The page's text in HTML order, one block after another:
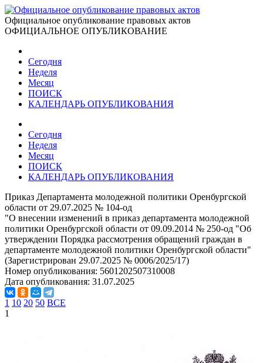
Официальное опубликование правовых актов
ОФИЦИАЛЬНОЕ ОПУБЛИКОВАНИЕ
Сегодня
Неделя
Месяц
ПОИСК
КАЛЕНДАРЬ ОПУБЛИКОВАНИЯ
Сегодня
Неделя
Месяц
ПОИСК
КАЛЕНДАРЬ ОПУБЛИКОВАНИЯ
Приказ Департамента молодежной политики Оренбургской
области от 29.07.2025 № 104-од
"О внесении изменений в приказ департамента молодежной
политики Оренбургской области от 09.09.2014 № 250-од "Об
утверждении Порядка рассмотрения обращений граждан в
департаменте молодежной политики Оренбургской области"
(Зарегистрирован 29.07.2025 № 0006/2025/17)
Номер опубликования: 5601202507310008
Дата опубликования: 31.07.2025
1 10 20 50 ВСЕ
1